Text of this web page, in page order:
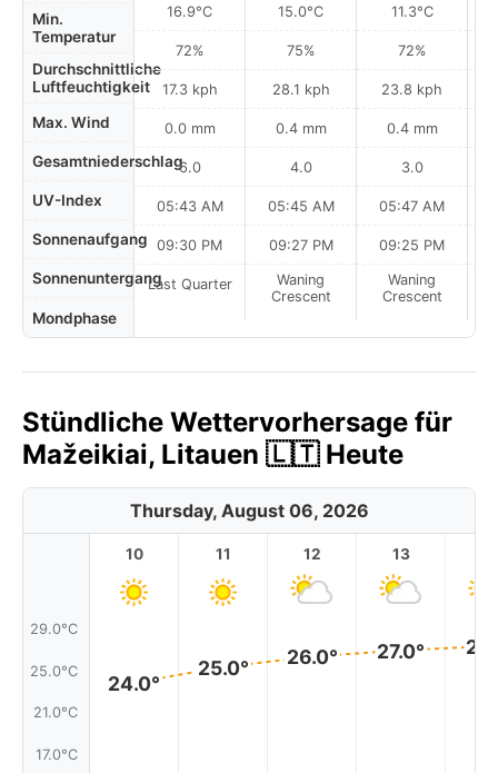
Min.
Temperatur
Durchschnittliche
Luftfeuchtigkeit
Max. Wind
Gesamtniederschlag
UV-Index
Sonnenaufgang
Sonnenuntergang
Mondphase
16.9°C
72%
17.3 kph
0.0 mm
6.0
05:43 AM
09:30 PM
Last Quarter
15.0°C
75%
28.1 kph
0.4 mm
4.0
05:45 AM
09:27 PM
Waning
Crescent
11.3°C
72%
23.8 kph
0.4 mm
3.0
05:47 AM
09:25 PM
Waning
Crescent
Stündliche Wettervorhersage für
Mažeikiai, Litauen 🇱🇹 Heute
Thursday, August 06, 2026
29.0°C
25.0°C
21.0°C
17.0°C
10
24.0°
11
25.0°
12
26.0°
13
27.0°